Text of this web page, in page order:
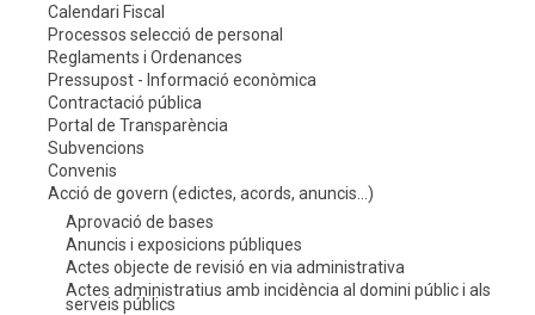
Calendari Fiscal
Processos selecció de personal
Reglaments i Ordenances
Pressupost - Informació econòmica
Contractació pública
Portal de Transparència
Subvencions
Convenis
Acció de govern (edictes, acords, anuncis...)
Aprovació de bases
Anuncis i exposicions públiques
Actes objecte de revisió en via administrativa
Actes administratius amb incidència al domini públic i als
serveis públics